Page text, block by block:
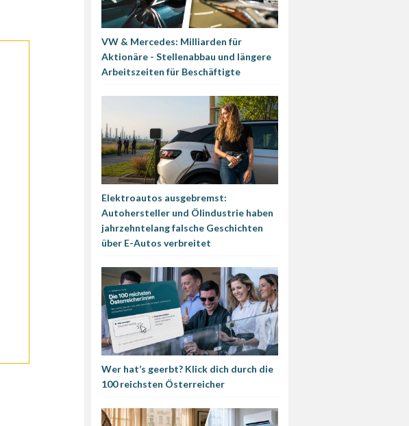
VW & Mercedes: Milliarden für
Aktionäre - Stellenabbau und längere
Arbeitszeiten für Beschäftigte
Elektroautos ausgebremst:
Autohersteller und Ölindustrie haben
jahrzehntelang falsche Geschichten
über E-Autos verbreitet
Wer hat’s geerbt? Klick dich durch die
100 reichsten Österreicher